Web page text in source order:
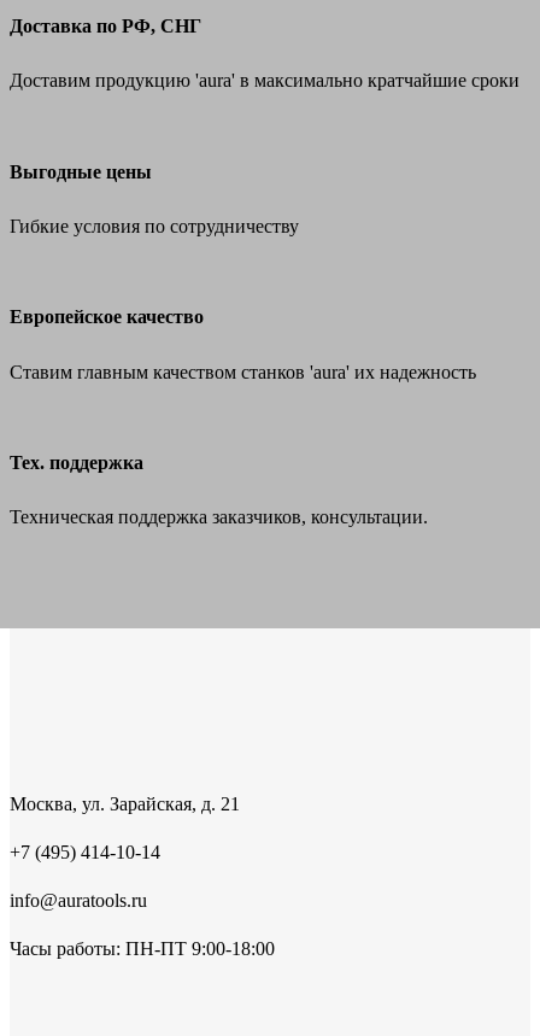
Доставка по РФ, СНГ
Доставим продукцию 'aura' в максимально кратчайшие сроки
Выгодные цены
Гибкие условия по сотрудничеству
Европейское качество
Ставим главным качеством станков 'aura' их надежность
Тех. поддержка
Техническая поддержка заказчиков, консультации.
Москва, ул. Зарайская, д. 21
+7 (495) 414-10-14
info@auratools.ru
Часы работы: ПН-ПТ 9:00-18:00